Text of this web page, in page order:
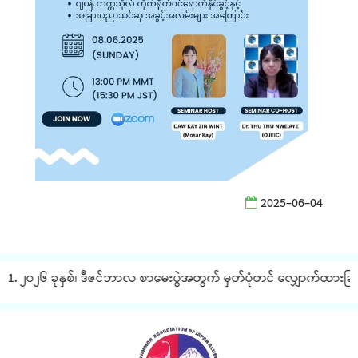
2025-06-04
၂၀၂၆ ခုနှစ်၊ ဒီဇင်ဘာလ စာမေးပွဲအတွက် မှတ်ပုံတင် လျှောက်ထားခြင်း